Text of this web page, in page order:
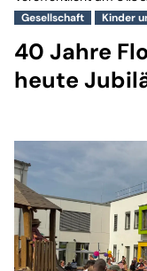
Gesellschaft Kinder
40 Jahre
heute